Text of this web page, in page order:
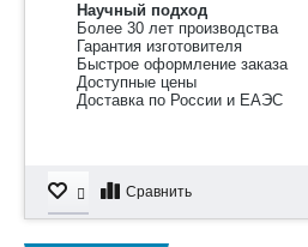
Научный подход
Более 30 лет производства
Гарантия изготовителя
Быстрое оформление заказа
Доступные цены
Доставка по России и ЕАЭС
Сравнить